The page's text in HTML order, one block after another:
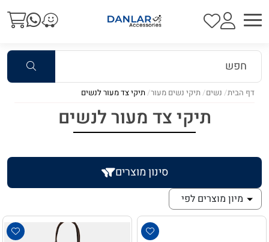
דף הבית נשים תיקי נשים מעור תיקי צד מעור לנשים
תיקי צד מעור לנשים
סינון מוצרים
מיון מוצרים לפי